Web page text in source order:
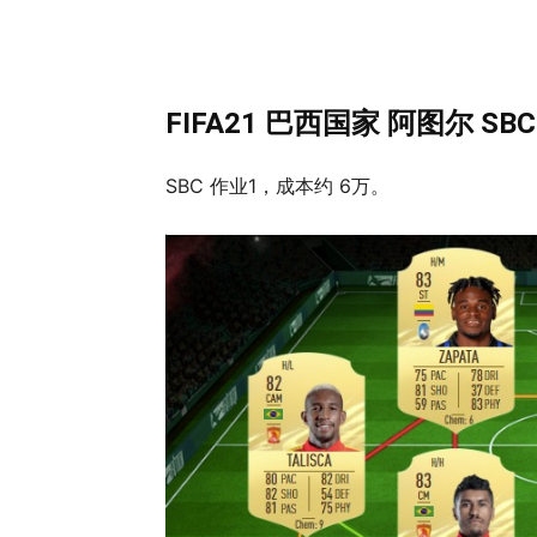
FIFA21 巴西国家 阿图尔
SBC 作业1，成本约 6万。